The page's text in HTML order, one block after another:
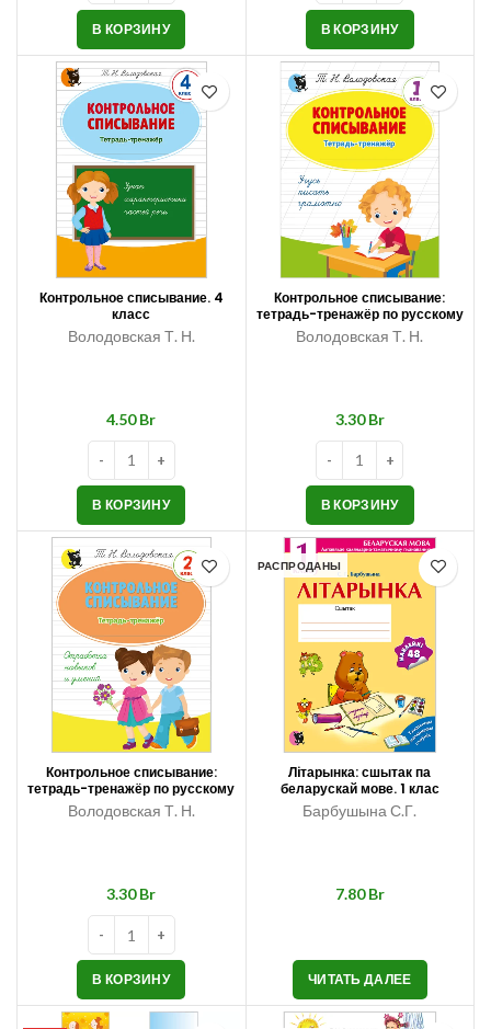
В КОРЗИНУ В КОРЗИНУ
Контрольное списывание. 4
класс
Володовская Т. Н.
Br
В КОРЗИНУ
Контрольное списывание:
тетрадь-тренажёр по русскому
языку. 1 класс
Володовская Т. Н.
Br
В КОРЗИНУ
Контрольное списывание:
тетрадь-тренажёр по русскому
языку. 2 класс
Володовская Т. Н.
Br
В КОРЗИНУ
РАСПРОДАНЫ
Лiтарынка: сшытак па
беларускай мове. 1 клас
Барбушына С.Г.
Br
ЧИТАТЬ ДАЛЕЕ